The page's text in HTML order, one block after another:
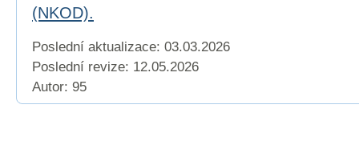
(NKOD).
Poslední aktualizace: 03.03.2026
Poslední revize: 12.05.2026
Autor: 95